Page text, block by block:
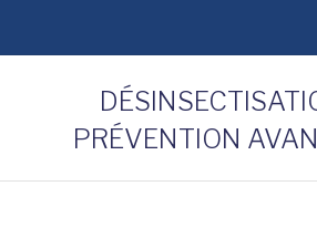
PRÉVENTION